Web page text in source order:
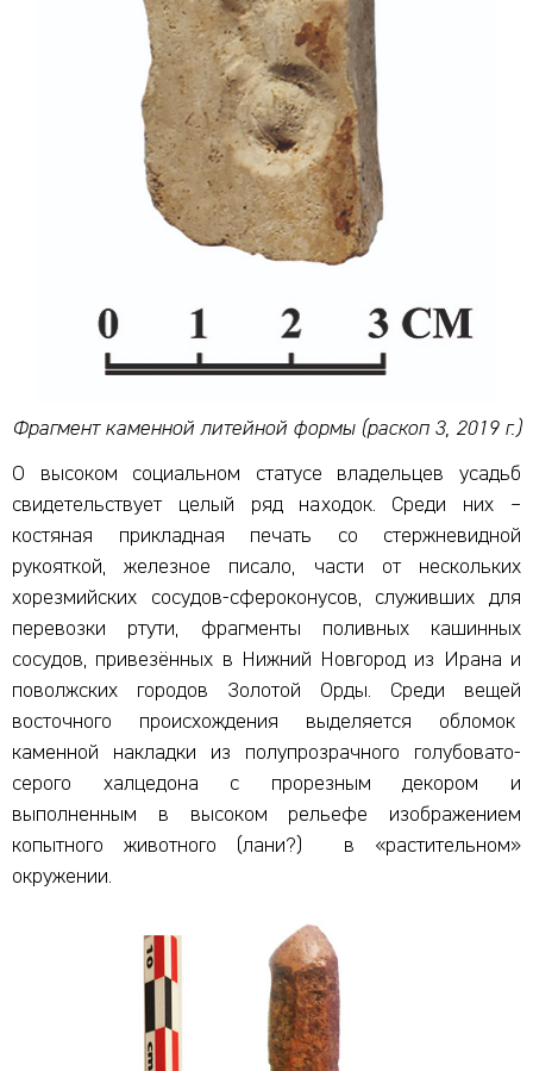
Фрагмент каменной литейной формы (раскоп 3, 2019 г.)
О высоком социальном статусе владельцев усадьб
свидетельствует целый ряд находок. Среди них –
костяная прикладная печать со стержневидной
рукояткой, железное писало, части от нескольких
хорезмийских сосудов-сфероконусов, служивших для
перевозки ртути, фрагменты поливных кашинных
сосудов, привезённых в Нижний Новгород из Ирана и
поволжских городов Золотой Орды. Среди вещей
восточного происхождения выделяется обломок
каменной накладки из полупрозрачного голубовато-
серого халцедона с прорезным декором и
выполненным в высоком рельефе изображением
копытного животного (лани?) в «растительном»
окружении.